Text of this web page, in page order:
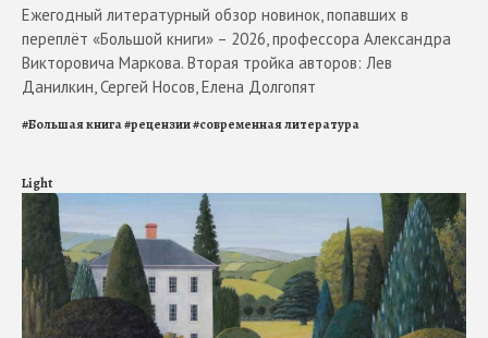
Ежегодный литературный обзор новинок, попавших в
переплёт «Большой книги» – 2026, профессора Александра
Викторовича Маркова. Вторая тройка авторов: Лев
Данилкин, Сергей Носов, Елена Долгопят
#Большая книга#рецензии#современная литература
Light